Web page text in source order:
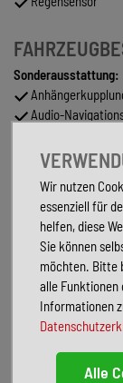
Sonderausstattung:
Audio-
Außenspiegel
Cargo-Paket
Fahrassistenz-
Fahrassistenz-
inkl.
Fzg. ohne
Gepäckraum-
Panorama
hinten
Perleffekt-
Rückfahrkamera
Wir nutzen
essenziell für
helfen, diese
Sie können
möchten. Bitte
alle Funktionen
Informationen